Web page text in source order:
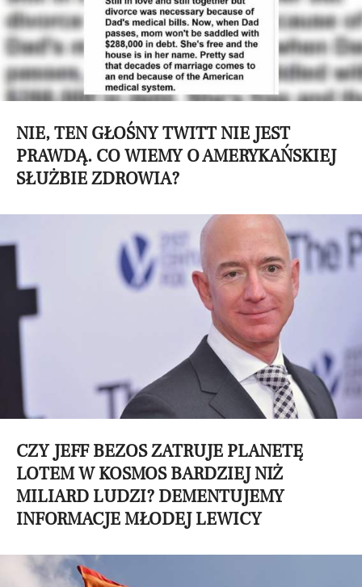
NIE, TEN GŁOŚNY TWITT NIE JEST
PRAWDĄ. CO WIEMY O AMERYKAŃSKIEJ
SŁUŻBIE ZDROWIA?
CZY JEFF BEZOS ZATRUJE PLANETĘ
LOTEM W KOSMOS BARDZIEJ NIŻ
MILIARD LUDZI? DEMENTUJEMY
INFORMACJE MŁODEJ LEWICY